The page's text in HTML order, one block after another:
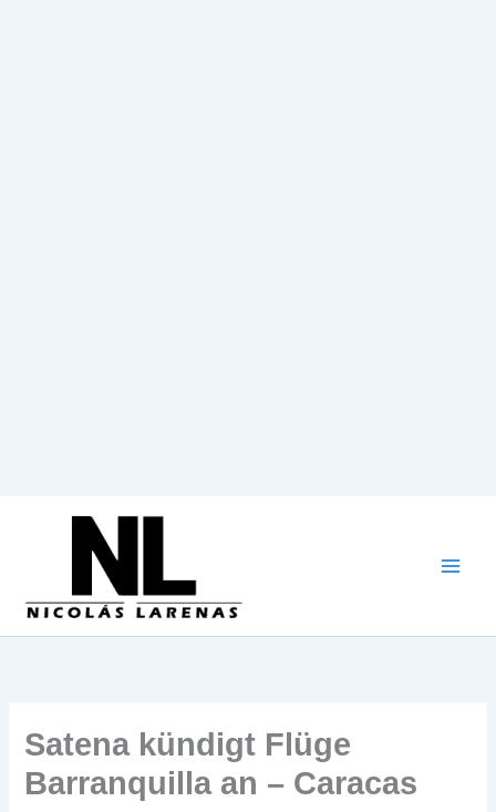
Satena kündigt Flüge
Barranquilla an – Caracas